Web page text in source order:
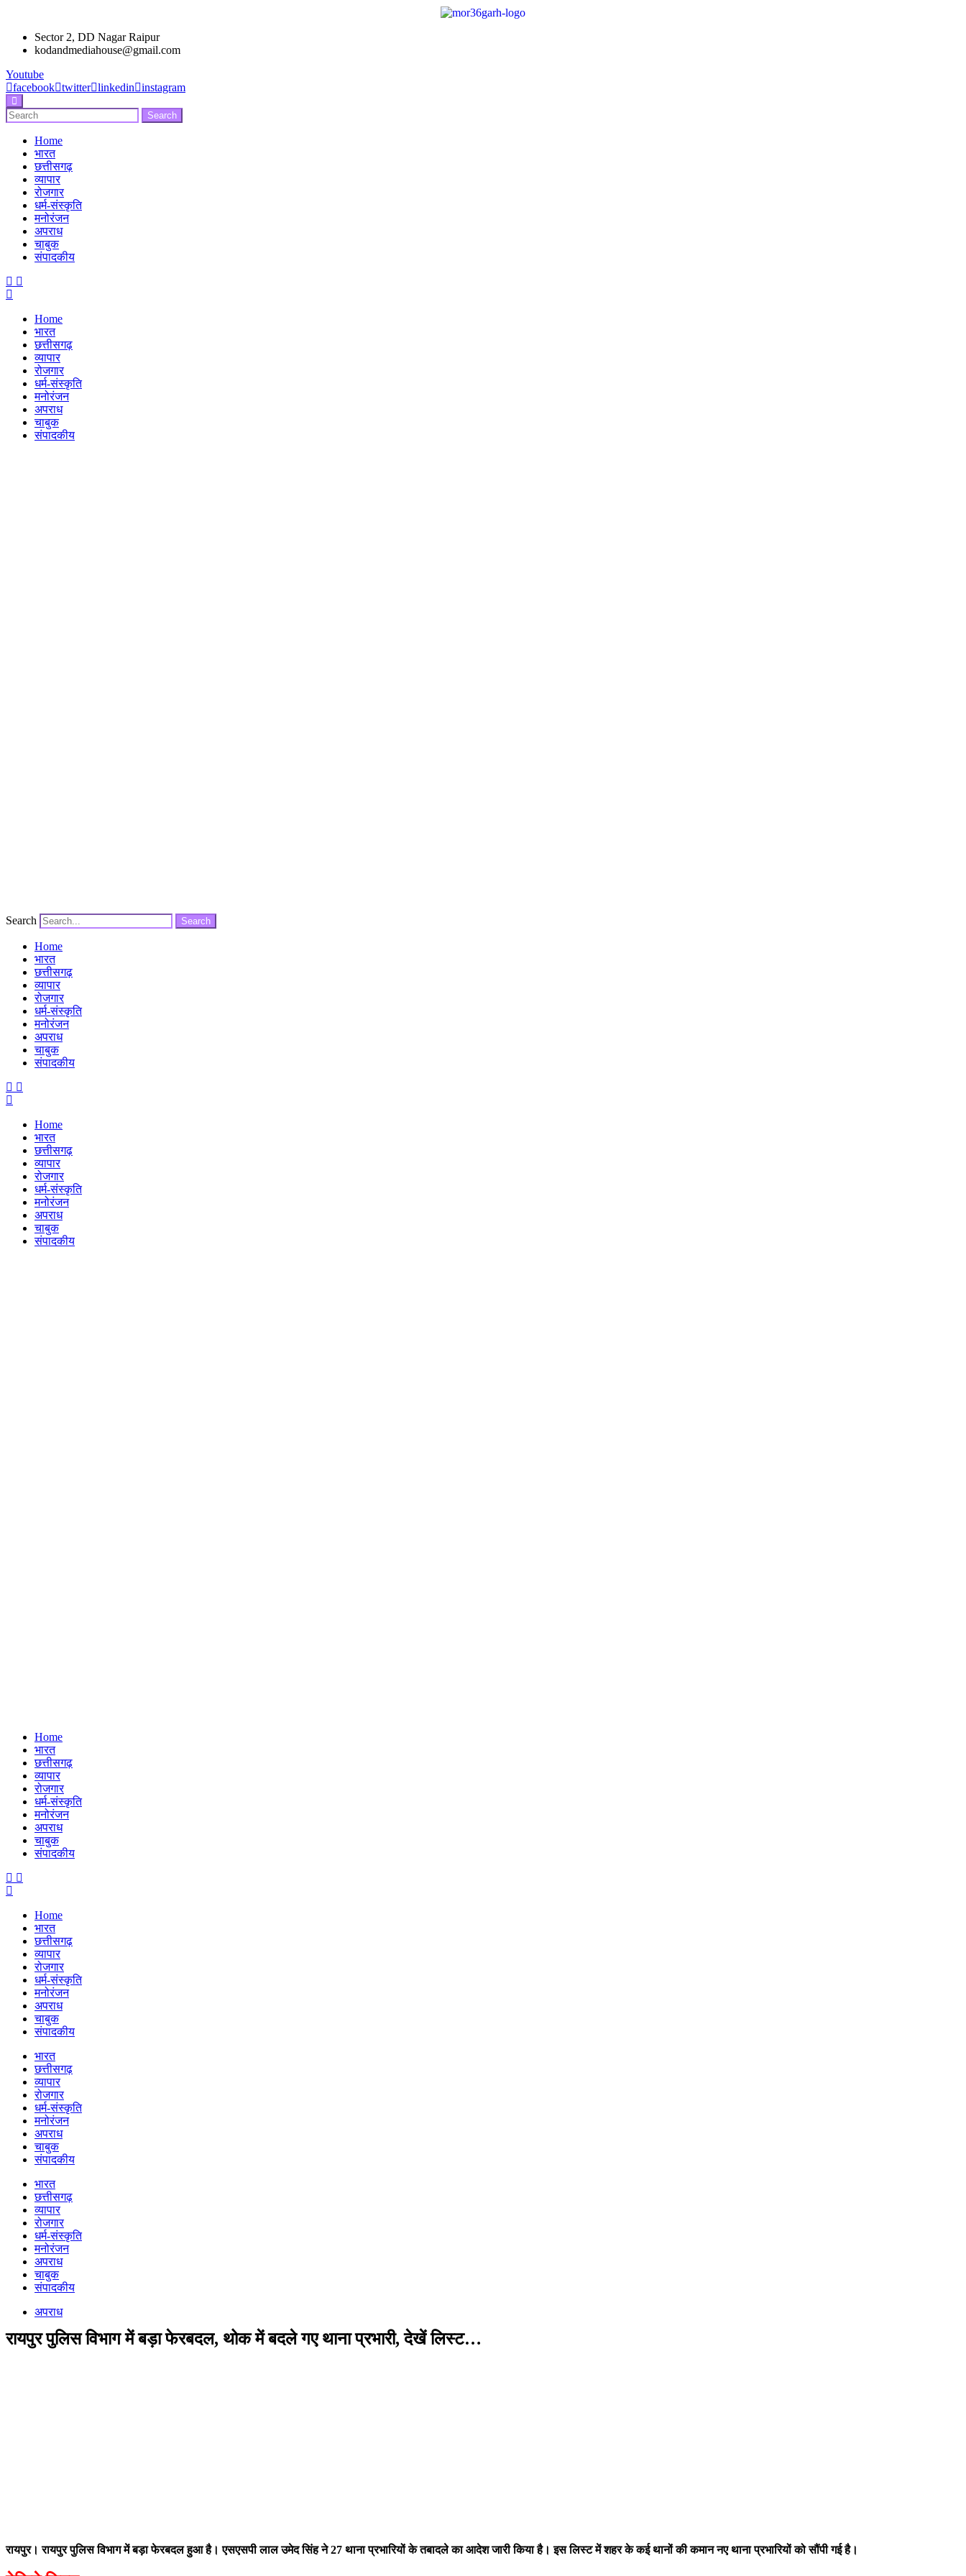
Sector 2, DD Nagar Raipur
kodandmediahouse@gmail.com
Youtube
facebook twitter linkedin instagram
Enter
Keyword
Search
for:
Search
Search
Home
भारत
छत्तीसगढ़
व्यापार
रोजगार
धर्म-संस्कृति
मनोरंजन
अपराध
चाबुक
संपादकीय
Home
भारत
छत्तीसगढ़
व्यापार
रोजगार
धर्म-संस्कृति
मनोरंजन
अपराध
चाबुक
संपादकीय
Search Search
Home
भारत
छत्तीसगढ़
व्यापार
रोजगार
धर्म-संस्कृति
मनोरंजन
अपराध
चाबुक
संपादकीय
Home
भारत
छत्तीसगढ़
व्यापार
रोजगार
धर्म-संस्कृति
मनोरंजन
अपराध
चाबुक
संपादकीय
Home
भारत
छत्तीसगढ़
व्यापार
रोजगार
धर्म-संस्कृति
मनोरंजन
अपराध
चाबुक
संपादकीय
Home
भारत
छत्तीसगढ़
व्यापार
रोजगार
धर्म-संस्कृति
मनोरंजन
अपराध
चाबुक
संपादकीय
भारत
छत्तीसगढ़
व्यापार
रोजगार
धर्म-संस्कृति
मनोरंजन
अपराध
चाबुक
संपादकीय
भारत
छत्तीसगढ़
व्यापार
रोजगार
धर्म-संस्कृति
मनोरंजन
अपराध
चाबुक
संपादकीय
अपराध
रायपुर पुलिस विभाग में बड़ा फेरबदल, थोक में बदले गए थाना प्रभारी, देखें लिस्ट…
रायपुर। रायपुर पुलिस विभाग में बड़ा फेरबदल हुआ है। एसएसपी लाल उमेद सिंह ने 27 थाना प्रभारियों के तबादले का आदेश जारी किया है। इस लिस्ट में शहर के कई थानों की कमान नए थाना प्रभारियों को सौंपी गई है।